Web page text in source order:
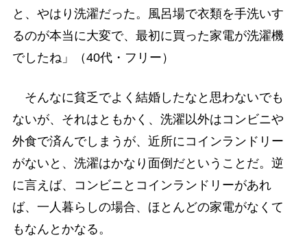
と、やはり洗濯だった。風呂場で衣類を手洗いす
るのが本当に大変で、最初に買った家電が洗濯機
でしたね」（40代・フリー）
そんなに貧乏でよく結婚したなと思わないでも
ないが、それはともかく、洗濯以外はコンビニや
外食で済んでしまうが、近所にコインランドリー
がないと、洗濯はかなり面倒だということだ。逆
に言えば、コンビニとコインランドリーがあれ
ば、一人暮らしの場合、ほとんどの家電がなくて
もなんとかなる。